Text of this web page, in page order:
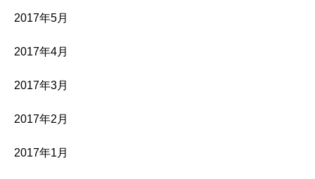
2017年5月
2017年4月
2017年3月
2017年2月
2017年1月